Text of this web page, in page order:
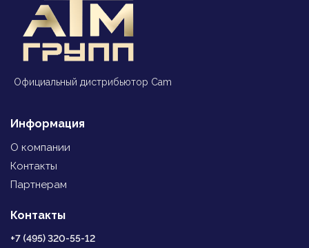
Официальный дистрибьютор Cam
Информация
О компании
Контакты
Партнерам
Контакты
+7 (495) 320-55-12